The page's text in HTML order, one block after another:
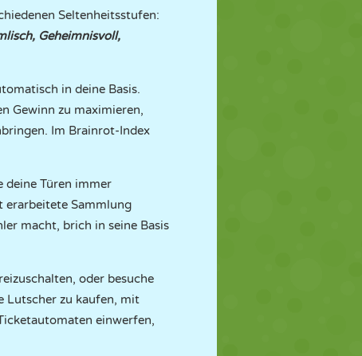
Seltenheitsstufen:
Geheimnisvoll,
in deine Basis.
Gewinn zu maximieren,
Im Brainrot-Index
deine Türen immer
erarbeitete Sammlung
macht, brich in seine Basis
oder besuche
Lutscher zu kaufen, mit
einwerfen,